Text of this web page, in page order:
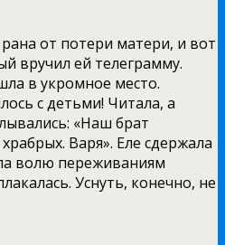
от потери матери, и вот
вручил ей телеграмму.
в укромное место.
с детьми! Читала, а
«Наш брат
Варя». Еле сдержала
волю переживаниям
Уснуть, конечно, не